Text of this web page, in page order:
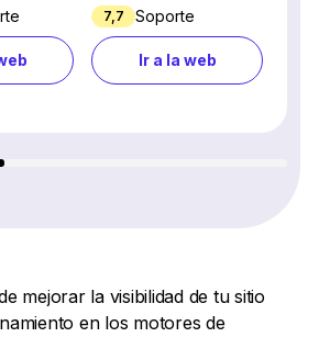
7,7 Soporte
Ir a la web
mejorar la visibilidad de tu sitio
en los motores de